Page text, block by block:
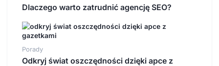
Dlaczego warto zatrudnić agencję SEO?
Porady
Odkryj świat oszczędności dzięki apce z